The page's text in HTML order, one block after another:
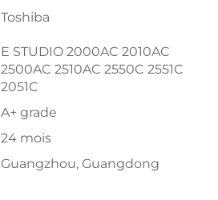
Toshiba
E STUDIO 2000AC 2010AC
2500AC 2510AC 2550C 2551C
2051C
A+ grade
24 mois
Guangzhou, Guangdong